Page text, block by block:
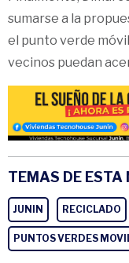
sumarse a la
el punto verde
vecinos puedan
TEMAS DE ESTA
JUNIN RECICLADO
PUNTOS VERDES